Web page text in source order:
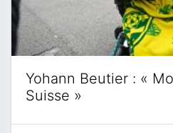
Yohann Beutier : «
Suisse »